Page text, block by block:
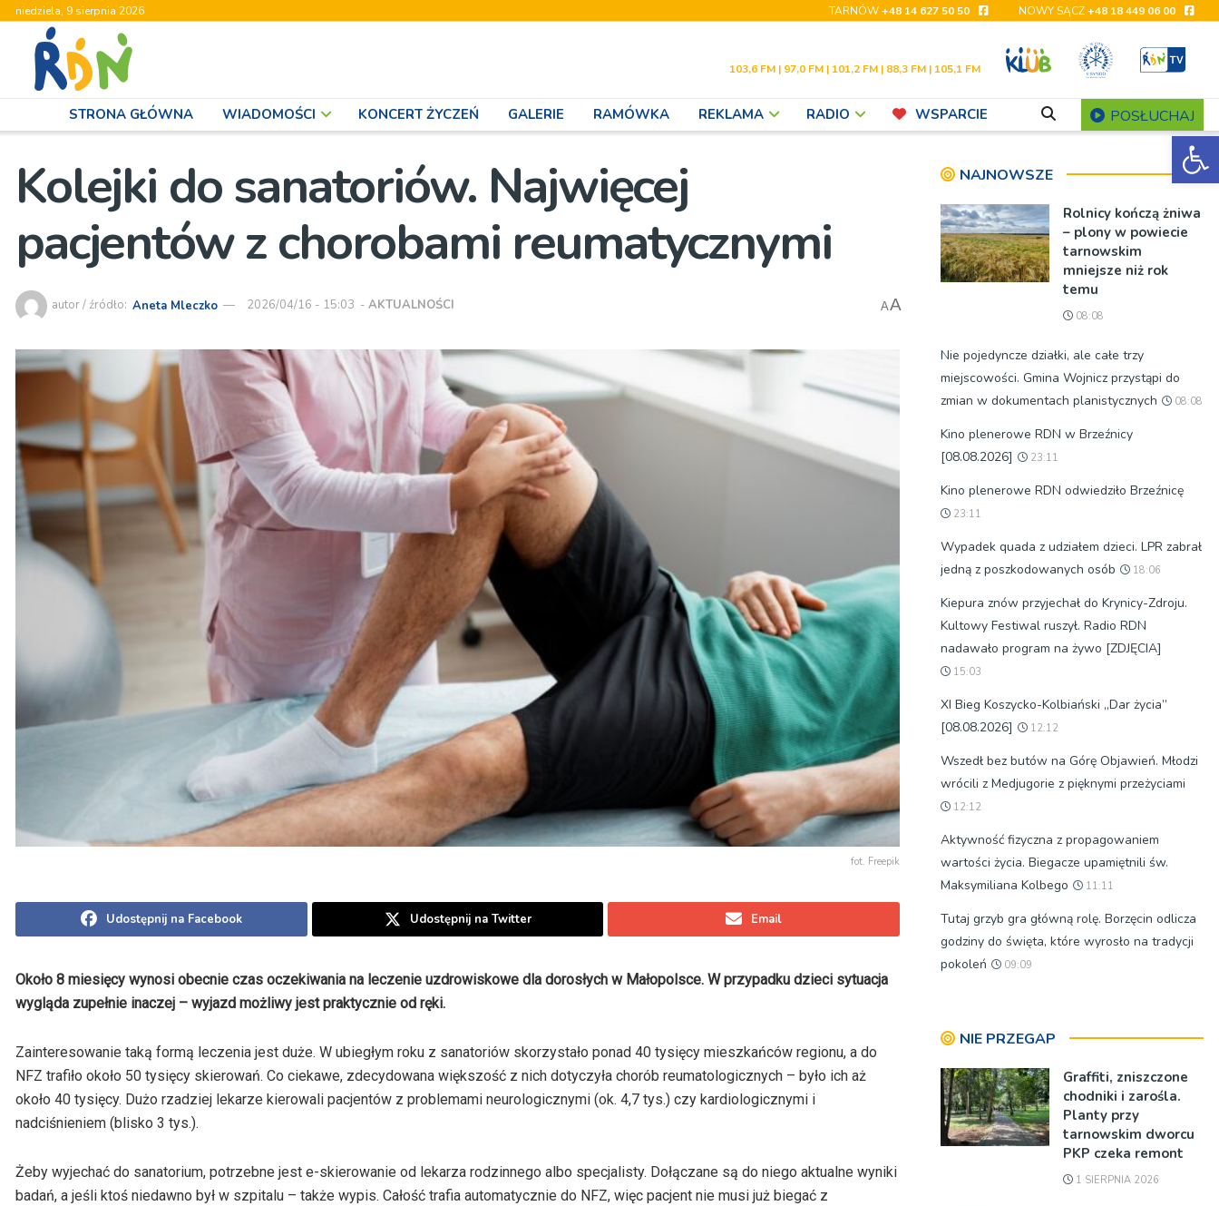
niedziela, 9 sierpnia 2026 TARNÓW+48 14 627 50 50 NOWY SĄCZ+48 18 449 06 00
103,6 FM | 97,0 FM | 101,2 FM | 88,3 FM | 105,1 FM
STRONA GŁÓWNA WIADOMOŚCI KONCERT ŻYCZEŃ GALERIE RAMÓWKA REKLAMA RADIO WSPARCIE POSŁUCHAJ
Kolejki do sanatoriów. Najwięcej
pacjentów z chorobami reumatycznymi
autor / źródło: Aneta Mleczko 2026/04/16 - 15:03 - AKTUALNOŚCI AA
fot. Freepik
Udostępnij na Facebook Udostępnij na Twitter Email
Około 8 miesięcy wynosi obecnie czas oczekiwania na leczenie uzdrowiskowe dla dorosłych w Małopolsce. W przypadku dzieci sytuacja
wygląda zupełnie inaczej – wyjazd możliwy jest praktycznie od ręki.
Zainteresowanie taką formą leczenia jest duże. W ubiegłym roku z sanatoriów skorzystało ponad 40 tysięcy mieszkańców regionu, a do
NFZ trafiło około 50 tysięcy skierowań. Co ciekawe, zdecydowana większość z nich dotyczyła chorób reumatologicznych – było ich aż
około 40 tysięcy. Dużo rzadziej lekarze kierowali pacjentów z problemami neurologicznymi (ok. 4,7 tys.) czy kardiologicznymi i
nadciśnieniem (blisko 3 tys.).
Żeby wyjechać do sanatorium, potrzebne jest e-skierowanie od lekarza rodzinnego albo specjalisty. Dołączane są do niego aktualne wyniki
badań, a jeśli ktoś niedawno był w szpitalu – także wypis. Całość trafia automatycznie do NFZ, więc pacjent nie musi już biegać z
NAJNOWSZE
Rolnicy kończą żniwa
– plony w powiecie
tarnowskim
mniejsze niż rok
temu
08:08
Nie pojedyncze działki, ale całe trzy
miejscowości. Gmina Wojnicz przystąpi do
zmian w dokumentach planistycznych
08:08
Kino plenerowe RDN w Brzeźnicy
[08.08.2026]
23:11
Kino plenerowe RDN odwiedziło Brzeźnicę
23:11
Wypadek quada z udziałem dzieci. LPR zabrał
jedną z poszkodowanych osób
18:06
Kiepura znów przyjechał do Krynicy-Zdroju.
Kultowy Festiwal ruszył. Radio RDN
nadawało program na żywo [ZDJĘCIA]
15:03
XI Bieg Koszycko-Kolbiański „Dar życia”
[08.08.2026]
12:12
Wszedł bez butów na Górę Objawień. Młodzi
wrócili z Medjugorie z pięknymi przeżyciami
12:12
Aktywność fizyczna z propagowaniem
wartości życia. Biegacze upamiętnili św.
Maksymiliana Kolbego
11:11
Tutaj grzyb gra główną rolę. Borzęcin odlicza
godziny do święta, które wyrosło na tradycji
pokoleń
09:09
NIE PRZEGAP
Graffiti, zniszczone
chodniki i zarośla.
Planty przy
tarnowskim dworcu
PKP czeka remont
1 SIERPNIA 2026